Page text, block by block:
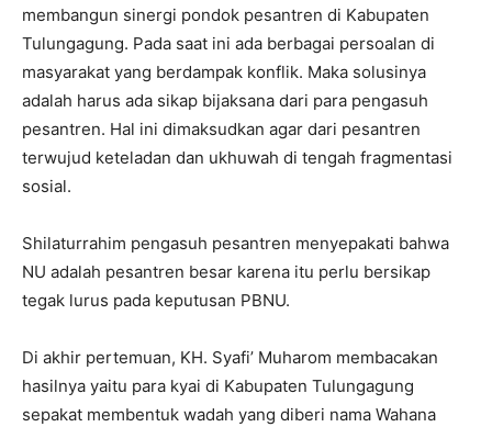
membangun sinergi pondok pesantren di Kabupaten
Tulungagung. Pada saat ini ada berbagai persoalan di
masyarakat yang berdampak konflik. Maka solusinya
adalah harus ada sikap bijaksana dari para pengasuh
pesantren. Hal ini dimaksudkan agar dari pesantren
terwujud keteladan dan ukhuwah di tengah fragmentasi
sosial.
Shilaturrahim pengasuh pesantren menyepakati bahwa
NU adalah pesantren besar karena itu perlu bersikap
tegak lurus pada keputusan PBNU.
Di akhir pertemuan, KH. Syafi’ Muharom membacakan
hasilnya yaitu para kyai di Kabupaten Tulungagung
sepakat membentuk wadah yang diberi nama Wahana